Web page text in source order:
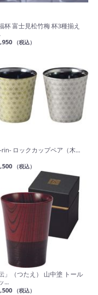
杯 富士見松竹梅 杯3種揃え
（税込）
rin- ロックカップペア（木...
（税込）
」（つたえ） 山中塗 トール
...
（税込）